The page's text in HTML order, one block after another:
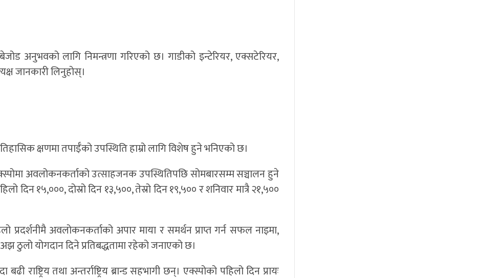
अनुभवको लागि निमन्त्रणा गरिएको छ। गाडीको इन्टेरियर, एक्सटेरियर,
जानकारी लिनुहोस्।
क्षणमा तपाईँको उपस्थिति हाम्रो लागि विशेष हुने भनिएको छ।
अवलोकनकर्ताको उत्साहजनक उपस्थितिपछि सोमबारसम्म सञ्चालन हुने
१५,०००, दोस्रो दिन १३,५००, तेस्रो दिन १९,५०० र शनिवार मात्रै २१,५००
प्रदर्शनीमै अवलोकनकर्ताको अपार माया र समर्थन प्राप्त गर्न सफल नाइमा,
ठुलो योगदान दिने प्रतिबद्धतामा रहेको जनाएको छ।
राष्ट्रिय तथा अन्तर्राष्ट्रिय ब्रान्ड सहभागी छन्। एक्स्पोको पहिलो दिन प्रायः